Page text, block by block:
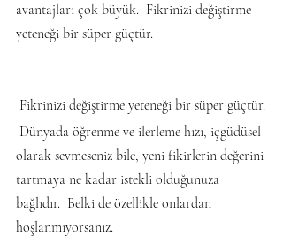
avantajları çok büyük.  Fikrinizi değiştirme
yeteneği bir süper güçtür.
Fikrinizi değiştirme yeteneği bir süper güçtür.
olarak sevmeseniz bile, yeni fikirlerin değerini
tartmaya ne kadar istekli olduğunuza
bağlıdır.  Belki de özellikle onlardan
hoşlanmıyorsanız.